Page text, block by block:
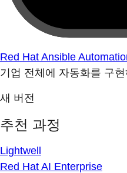
Red Hat Ansible
기업 전체에 자동화를 구
새 버전
추천 과정
Lightwell
Red Hat AI Enterprise